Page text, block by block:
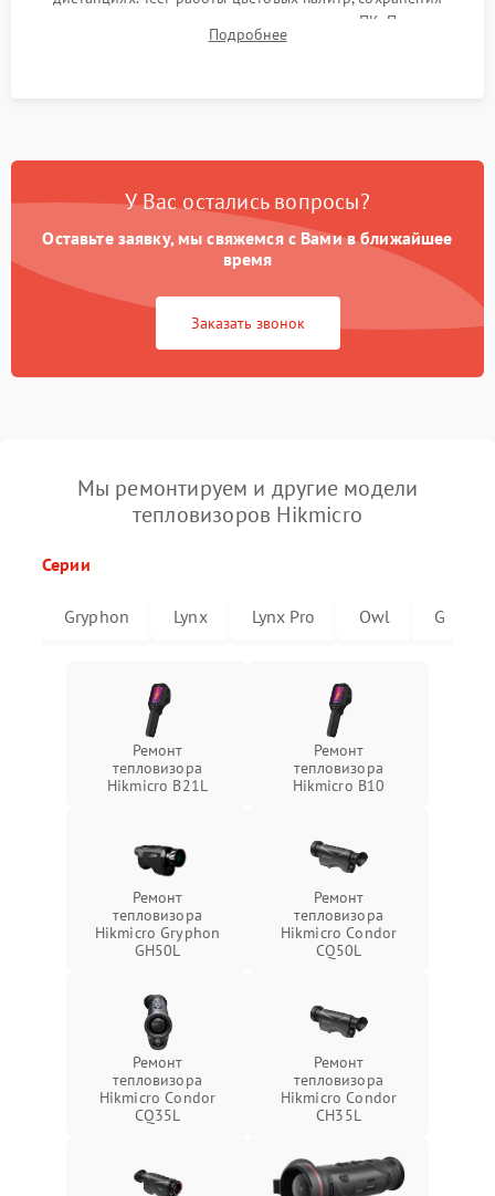
термограмм в память и передачи данных на ПК. Проверка
автономности работы и итоговый контроль качества.
Подробнее
У Вас остались вопросы?
Оставьте заявку, мы свяжемся с Вами в ближайшее
время
Заказать звонок
Мы ремонтируем и другие модели
тепловизоров Hikmicro
Серии
Gryphon Lynx Lynx Pro Owl G
Ремонт
тепловизора
Hikmicro B21L
Ремонт
тепловизора
Hikmicro B10
Ремонт
тепловизора
Hikmicro Gryphon
GH50L
Ремонт
тепловизора
Hikmicro Condor
CQ50L
Ремонт
тепловизора
Hikmicro Condor
CQ35L
Ремонт
тепловизора
Hikmicro Condor
CH35L